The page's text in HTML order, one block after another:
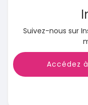
Suivez-nous sur
Accédez